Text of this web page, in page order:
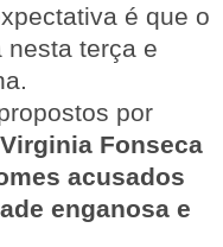
é que o
nesta terça e
por
Fonseca
acusados
enganosa e